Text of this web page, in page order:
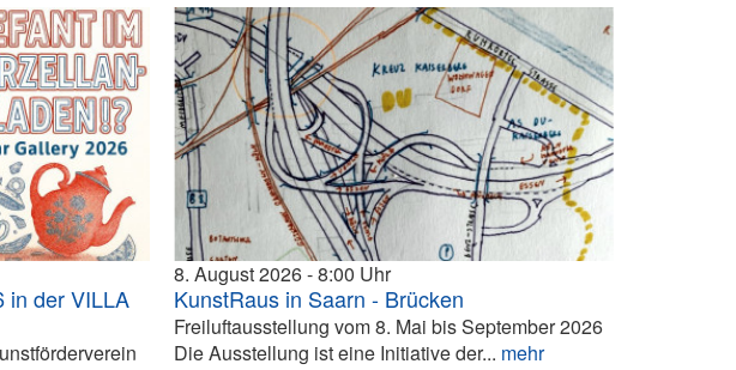
in der VILLA
8. August 2026 8:00
KunstRaus in Saarn - Brücken
Freiluftausstellung vom 8. Mai bis September 2026
Die Ausstellung ist eine Initiative der... mehr